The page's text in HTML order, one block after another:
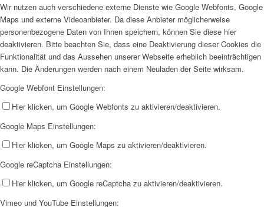
Wir nutzen auch verschiedene externe Dienste wie Google Webfonts, Google
Maps und externe Videoanbieter. Da diese Anbieter möglicherweise
personenbezogene Daten von Ihnen speichern, können Sie diese hier
deaktivieren. Bitte beachten Sie, dass eine Deaktivierung dieser Cookies die
Funktionalität und das Aussehen unserer Webseite erheblich beeinträchtigen
kann. Die Änderungen werden nach einem Neuladen der Seite wirksam.
Google Webfont Einstellungen:
Hier klicken, um Google Webfonts zu aktivieren/deaktivieren.
Google Maps Einstellungen:
Hier klicken, um Google Maps zu aktivieren/deaktivieren.
Google reCaptcha Einstellungen:
Hier klicken, um Google reCaptcha zu aktivieren/deaktivieren.
Vimeo und YouTube Einstellungen: